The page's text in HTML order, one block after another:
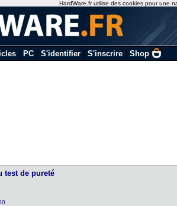
| PC| S'identifier| S'inscrire| Shop
test de pureté
HardWare.fr utilise des cookies pour une